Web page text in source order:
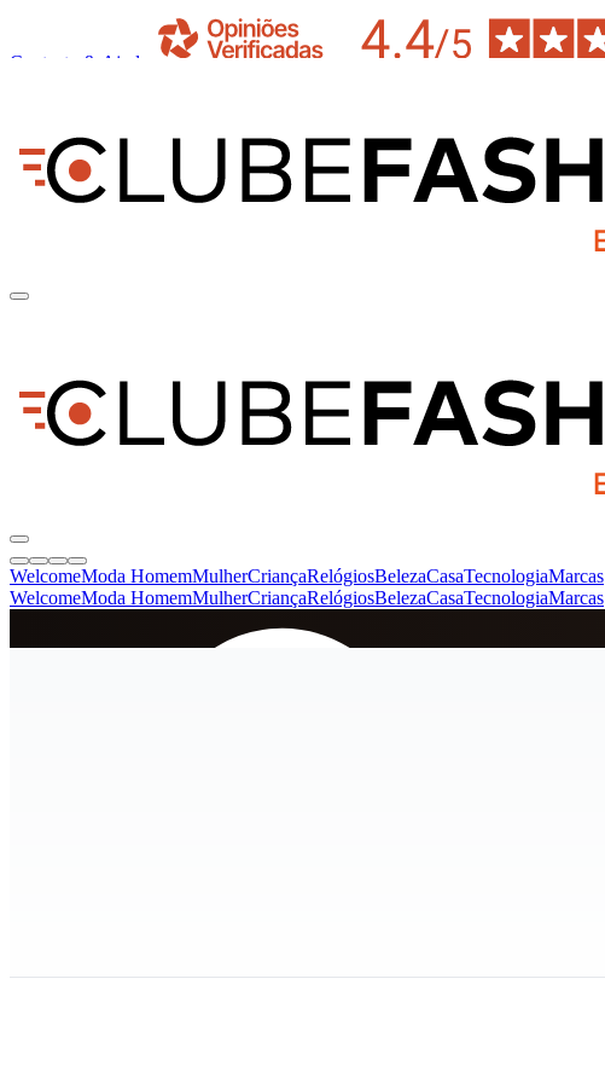
Contacto & Ajuda
WelcomeModa HomemMulherCriançaRelógiosBelezaCasaTecnologiaMarcas
WelcomeModa HomemMulherCriançaRelógiosBelezaCasaTecnologiaMarcas